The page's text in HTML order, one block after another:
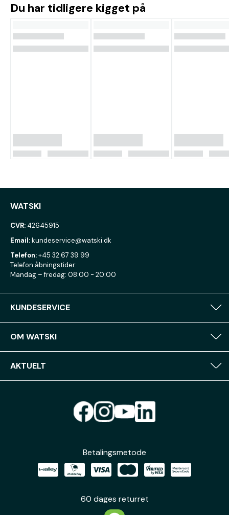
Du har tidligere kigget på
WATSKI
CVR: 42645915
Email:kundeservice@watski.dk
Telefon:+45 32 67 39 99
Telefon åbningstider:
Mandag – fredag: 08:00 - 20:00
KUNDESERVICE
OM WATSKI
AKTUELT
Betalingsmetode
60 dages returret